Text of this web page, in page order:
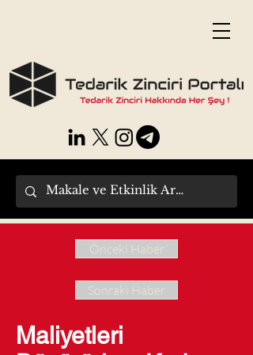
Önceki Haber
Sonraki Haber
Maliyetleri